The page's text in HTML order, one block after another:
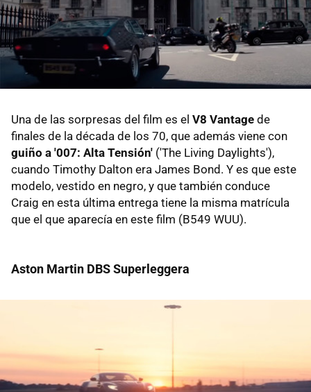
Una de las sorpresas del film es el V8 Vantage de
finales de la década de los 70, que además viene con
guiño a '007: Alta Tensión' ('The Living Daylights'),
cuando Timothy Dalton era James Bond. Y es que este
modelo, vestido en negro, y que también conduce
Craig en esta última entrega tiene la misma matrícula
que el que aparecía en este film (B549 WUU).
Aston Martin DBS Superleggera